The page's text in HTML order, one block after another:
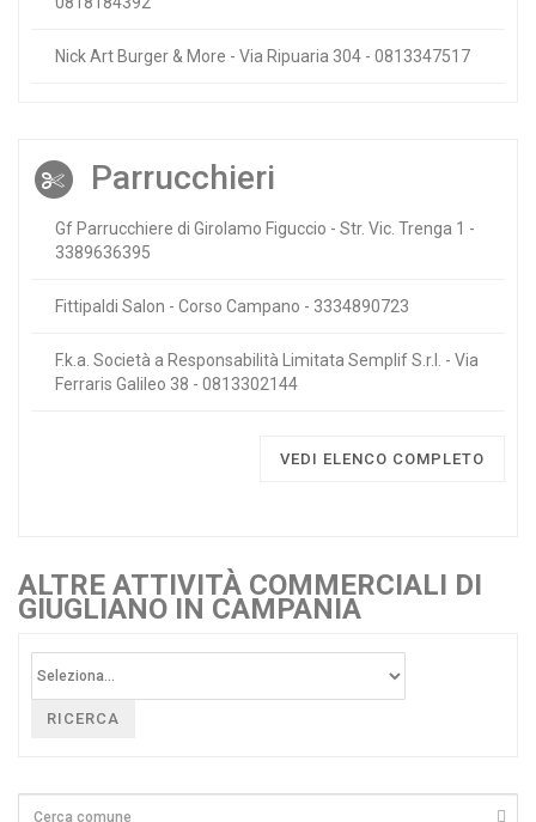
Nick Art Burger & More - Via Ripuaria 304 - 0813347517
Parrucchieri
Gf Parrucchiere di Girolamo Figuccio - Str. Vic. Trenga 1 -
3389636395
Fittipaldi Salon - Corso Campano - 3334890723
F.k.a. Società a Responsabilità Limitata Semplif S.r.l. - Via
Ferraris Galileo 38 - 0813302144
VEDI ELENCO COMPLETO
ALTRE ATTIVITÀ COMMERCIALI DI
GIUGLIANO IN CAMPANIA
RICERCA